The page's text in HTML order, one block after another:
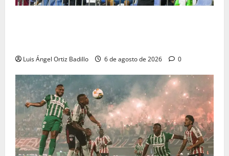
Luis Ángel Ortiz Badillo 6 de agosto de 2026 0